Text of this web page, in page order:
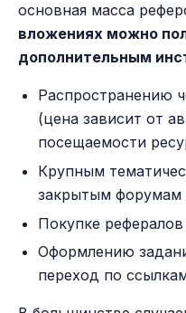
основная масса
вложениях можно
дополнительным
Распространению
(цена зависит от
посещаемости
Крупным
закрытым форумам
Покупке
Оформлению
переход по